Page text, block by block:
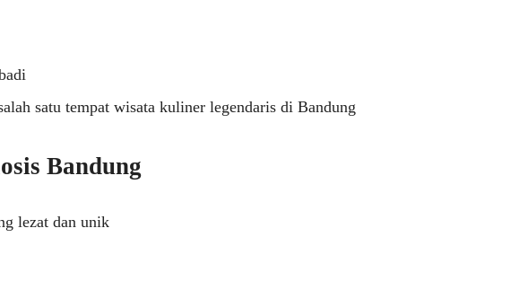
satu tempat wisata kuliner legendaris di Bandung
Bandung
lezat dan unik